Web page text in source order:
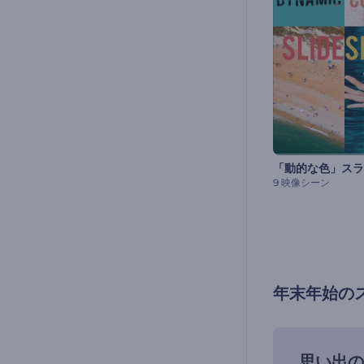
9 映像シーン
年末年始の